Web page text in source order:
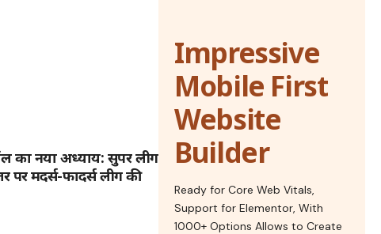
का नया अध्याय: सुपर लीग
पर मदर्स-फादर्स लीग की
Impressive
Mobile First
Website
Builder
Ready for Core Web Vitals,
Support for Elementor, With
1000+ Options Allows to Create